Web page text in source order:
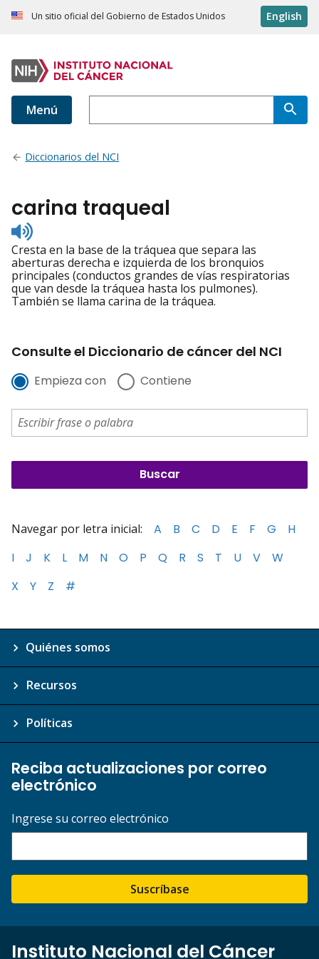
Un sitio oficial del Gobierno de Estados Unidos English
Menú
Diccionarios del NCI
carina traqueal
Listen
to
pronunciation
Cresta en la base de la tráquea que separa las
aberturas derecha e izquierda de los bronquios
principales (conductos grandes de vías respiratorias
que van desde la tráquea hasta los pulmones).
También se llama carina de la tráquea.
Consulte el Diccionario de cáncer del NCI
Empieza con Contiene
Navegar por letra inicial: A B C D E F G
H
I
J K L M N O P Q R S T U V
W
X
Y Z #
Quiénes somos
Recursos
Políticas
Reciba actualizaciones por correo
electrónico
Ingrese su correo electrónico
Suscríbase
Instituto Nacional del Cáncer